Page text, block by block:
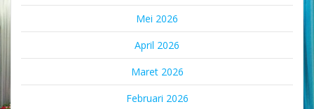
Mei 2026
April 2026
Maret 2026
Februari 2026